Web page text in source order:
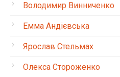
Володимир Винниченко
Емма Андієвська
Ярослав Стельмах
Олекса Стороженко